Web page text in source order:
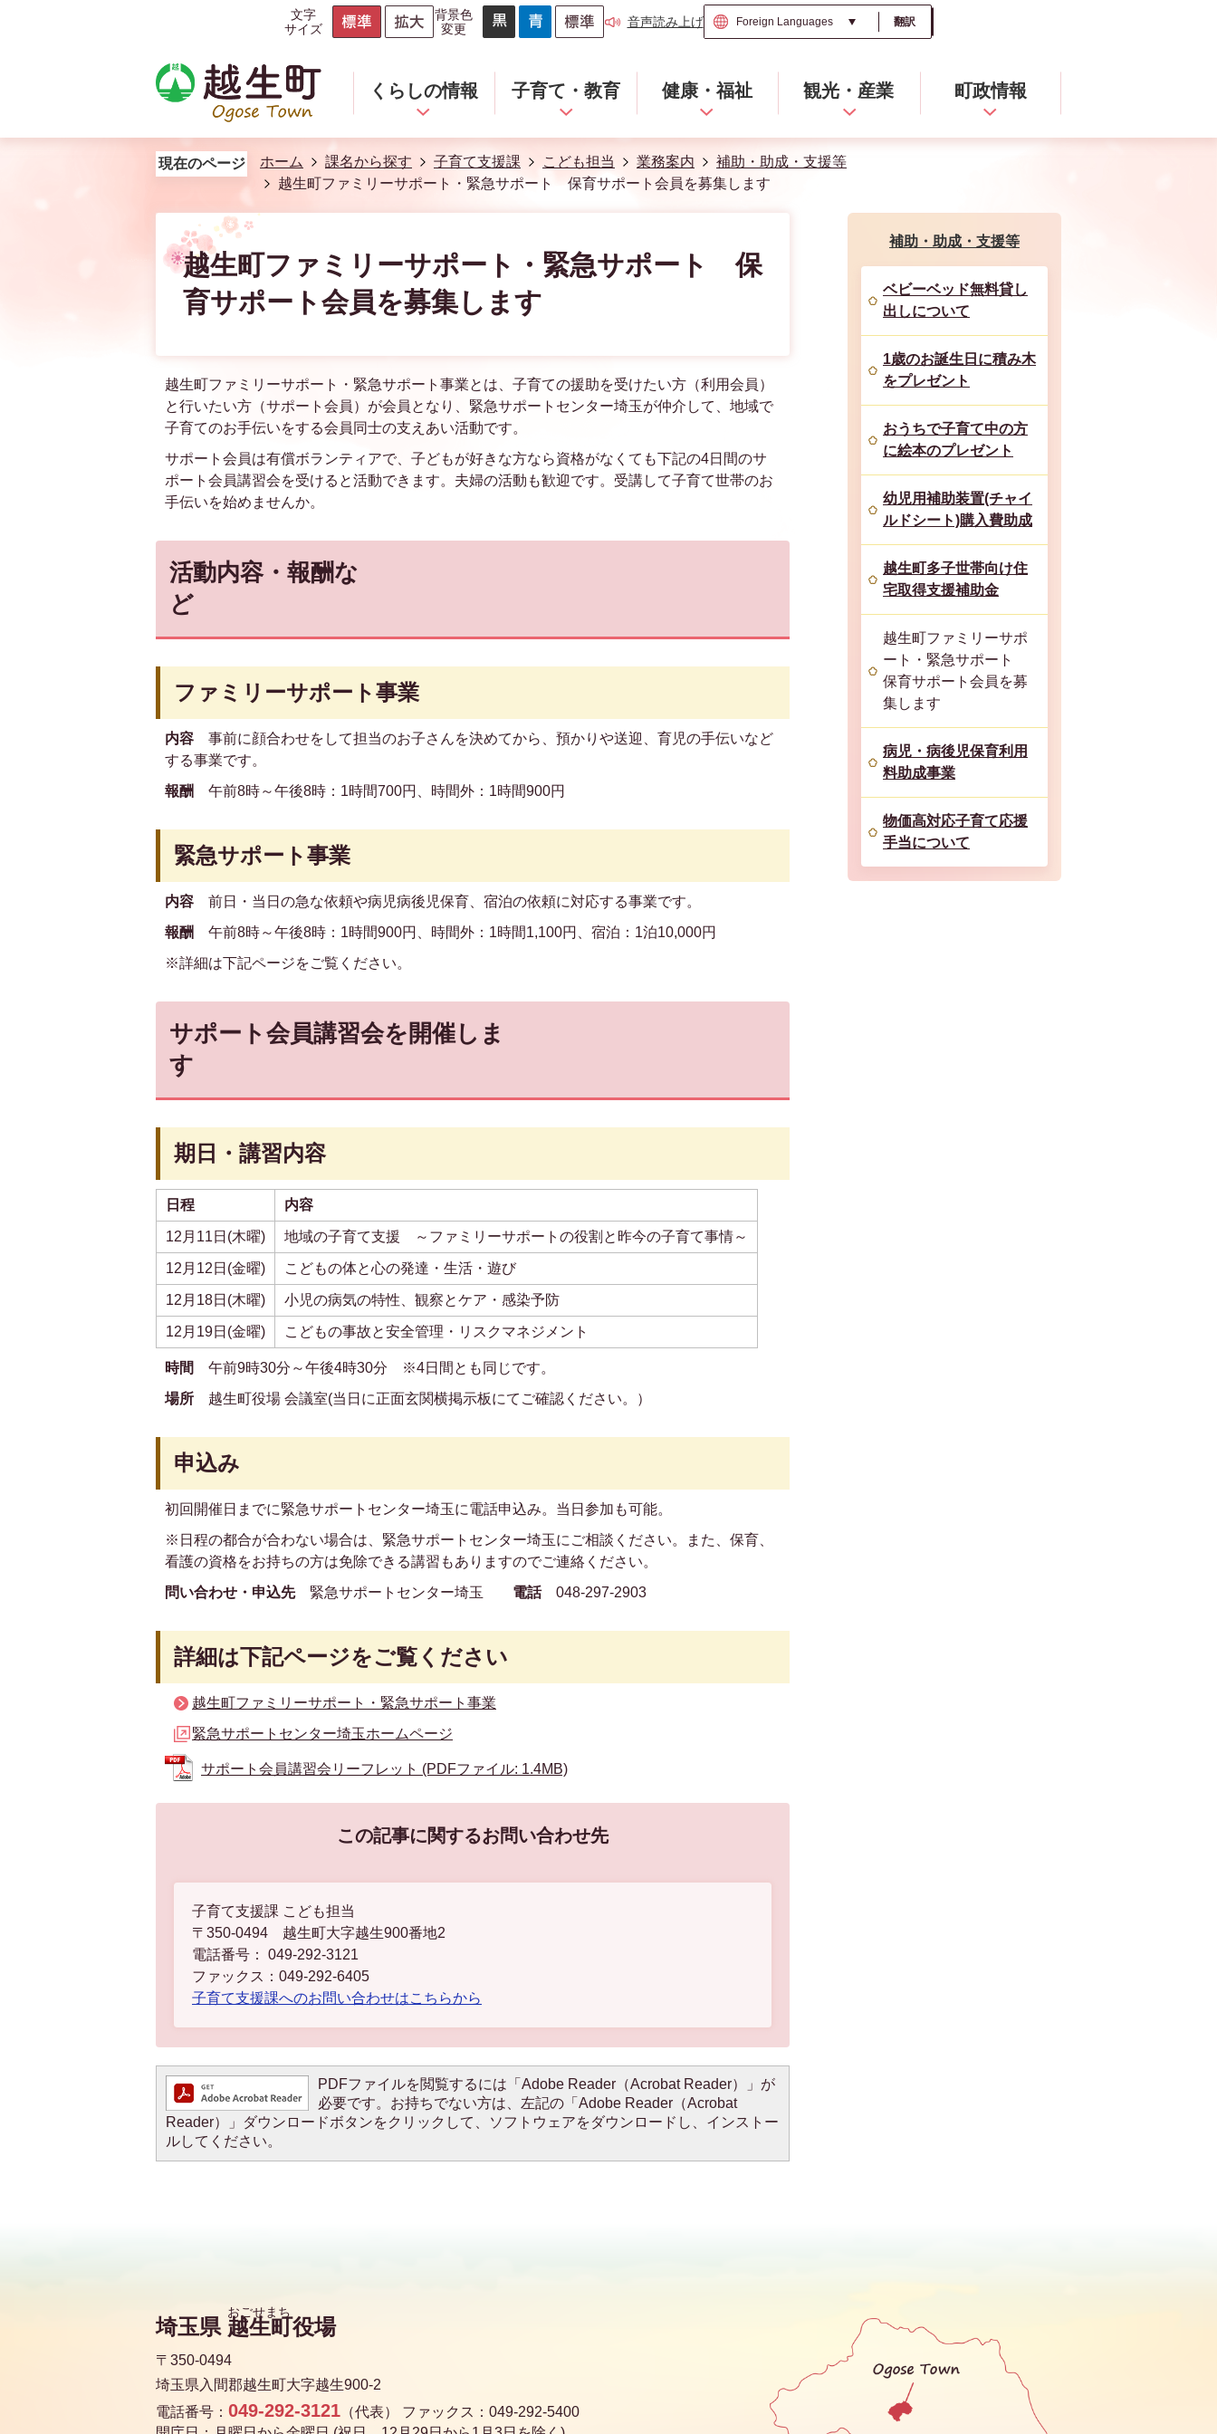
文字
サイズ
背景色
変更
音声読み上げ 翻訳
くらしの情報 子育て・教育 健康・福祉 観光・産業 町政情報
現在のページ ホーム 課名から探す 子育て支援課 こども担当 業務案内
補助・助成・支援等
越生町ファミリーサポート・緊急サポート 保育サポート会員を募集します
越生町ファミリーサポート・緊急サポート 保
育サポート会員を募集します
越生町ファミリーサポート・緊急サポート事業とは、子育ての援助を受けたい方（利用会員）
と行いたい方（サポート会員）が会員となり、緊急サポートセンター埼玉が仲介して、地域で
子育てのお手伝いをする会員同士の支えあい活動です。
サポート会員は有償ボランティアで、子どもが好きな方なら資格がなくても下記の4日間のサ
ポート会員講習会を受けると活動できます。夫婦の活動も歓迎です。受講して子育て世帯のお
手伝いを始めませんか。
活動内容・報酬な
ど
ファミリーサポート事業
内容 事前に顔合わせをして担当のお子さんを決めてから、預かりや送迎、育児の手伝いなど
する事業です。
報酬
午前8時～午後8時：1時間700円、時間外：1時間900円
緊急サポート事業
内容 前日・当日の急な依頼や病児病後児保育、宿泊の依頼に対応する事業です。
報酬
午前8時～午後8時：1時間900円、時間外：1時間1,100円、宿泊：1泊10,000円
※詳細は下記ページをご覧ください。
サポート会員講習会を開催しま
す
期日・講習内容
日程 内容
12月11日(木曜) 地域の子育て支援 ～ファミリーサポートの役割と昨今の子育て事情～
12月12日(金曜) こどもの体と心の発達・生活・遊び
12月18日(木曜) 小児の病気の特性、観察とケア・感染予防
12月19日(金曜) こどもの事故と安全管理・リスクマネジメント
時間
午前9時30分～午後4時30分 ※4日間とも同じです。
場所 越生町役場 会議室(当日に正面玄関横掲示板にてご確認ください。）
申込み
初回開催日までに緊急サポートセンター埼玉に電話申込み。当日参加も可能。
※日程の都合が合わない場合は、緊急サポートセンター埼玉にご相談ください。また、保育、
看護の資格をお持ちの方は免除できる講習もありますのでご連絡ください。
問い合わせ・申込先緊急サポートセンター埼玉 電話 048-297-2903
詳細は下記ページをご覧ください
越生町ファミリーサポート・緊急サポート事業
緊急サポートセンター埼玉ホームページ
サポート会員講習会リーフレット (PDFファイル: 1.4MB)
この記事に関するお問い合わせ先
子育て支援課 こども担当
〒350-0494 越生町大字越生900番地2
電話番号： 049-292-3121
ファックス：049-292-6405
子育て支援課へのお問い合わせはこちらから
PDFファイルを閲覧するには「Adobe Reader（Acrobat Reader）」が
必要です。お持ちでない方は、左記の「Adobe Reader（Acrobat
Reader）」ダウンロードボタンをクリックして、ソフトウェアをダウンロードし、インストー
ルしてください。
補助・助成・支援等
ベビーベッド無料貸し
出しについて
1歳のお誕生日に積み木
をプレゼント
おうちで子育て中の方
に絵本のプレゼント
幼児用補助装置(チャイ
ルドシート)購入費助成
越生町多子世帯向け住
宅取得支援補助金
越生町ファミリーサポ
ート・緊急サポート
保育サポート会員を募
集します
病児・病後児保育利用
料助成事業
物価高対応子育て応援
手当について
埼玉県 越生町役場
〒350-0494
埼玉県入間郡越生町大字越生900-2
電話番号： 049-292-3121 （代表） ファックス：049-292-5400